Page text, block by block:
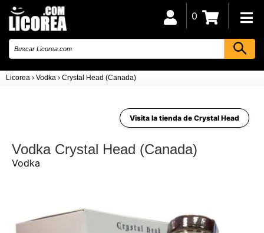
Licorea › Vodka › Crystal Head (Canada)
0
Visita la tienda de Crystal Head
Vodka Crystal Head (Canada)
Vodka